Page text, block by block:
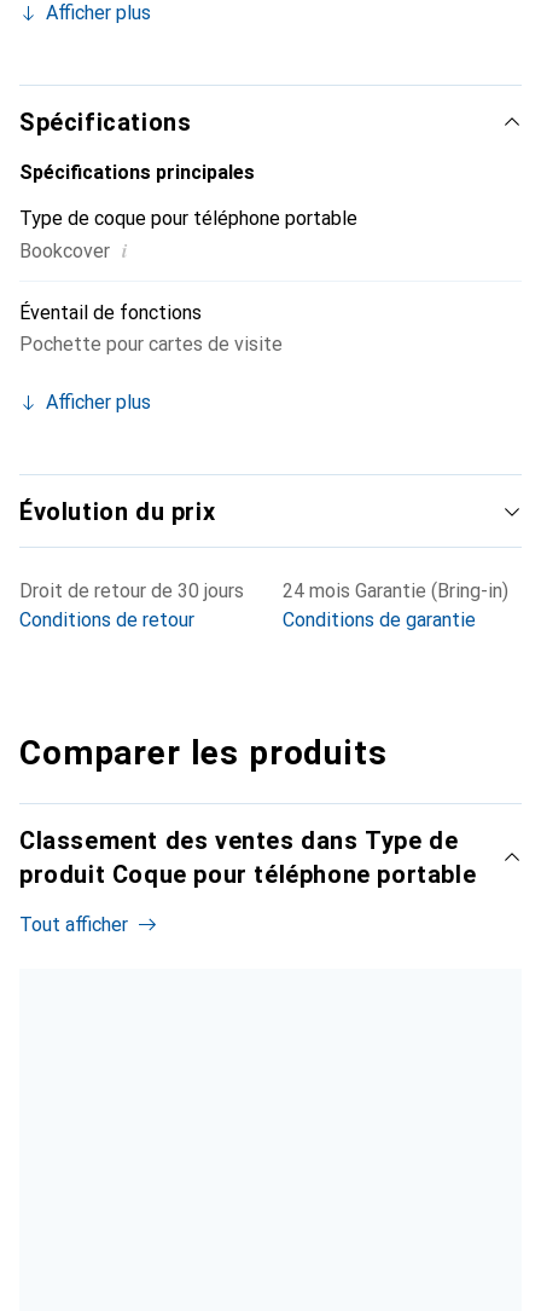
devient l'accessoire chic et indispensable pour votre
produits de haute qualité, la marque Noreve est un choix
sûr pour une clientèle exigeante.
Afficher plus
Spécifications
Spécifications principales
Type de coque pour téléphone portable
Bookcover i
Éventail de fonctions
Pochette pour cartes de visite
Afficher plus
Évolution du prix
Droit de retour de 30 jours
Conditions de retour
24 mois Garantie (Bring-in)
Conditions de garantie
Comparer les produits
Classement des ventes dans Type de
produit Coque pour téléphone portable
Tout afficher